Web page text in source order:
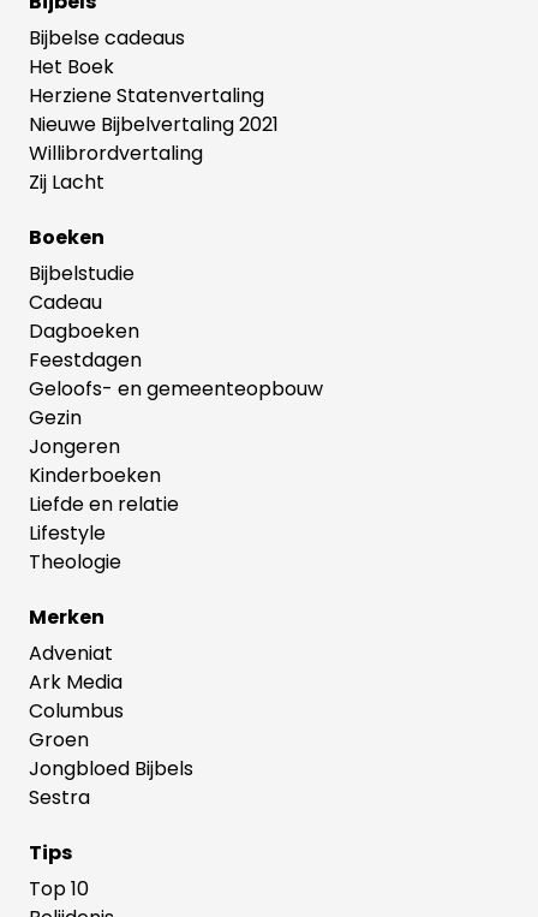
Bijbelse cadeaus
Het Boek
Herziene Statenvertaling
Nieuwe Bijbelvertaling 2021
Willibrordvertaling
Zij Lacht
Boeken
Bijbelstudie
Cadeau
Dagboeken
Feestdagen
Geloofs- en gemeenteopbouw
Gezin
Jongeren
Kinderboeken
Liefde en relatie
Lifestyle
Theologie
Merken
Adveniat
Ark Media
Columbus
Groen
Jongbloed Bijbels
Sestra
Tips
Top 10